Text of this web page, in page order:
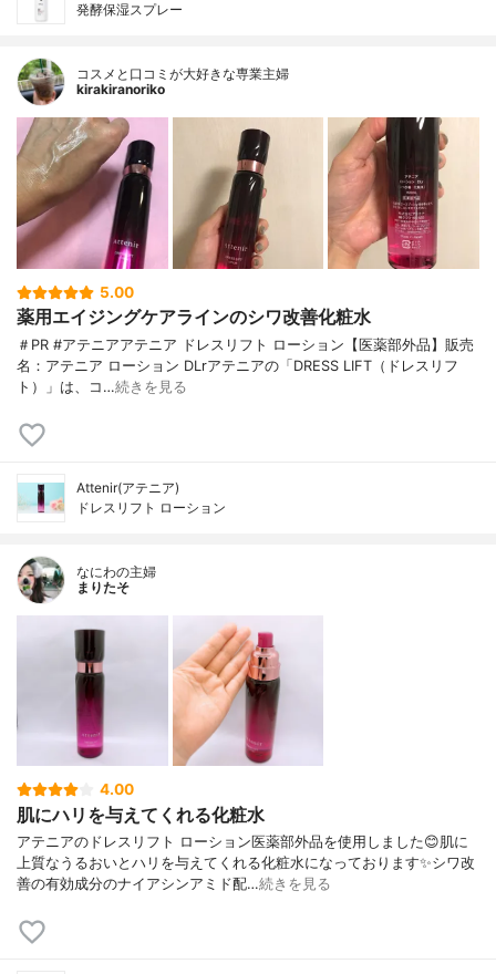
発酵保湿スプレー
コスメと口コミが大好きな専業主婦
kirakiranoriko
5.00
薬用エイジングケアラインのシワ改善化粧水
＃PR #アテニアアテニア ドレスリフト ローション【医薬部外品】販売
名：アテニア ローション DLrアテニアの「DRESS LIFT（ドレスリフ
ト）」は、コ…続きを見る
Attenir(アテニア)
ドレスリフト ローション
なにわの主婦
まりたそ
4.00
肌にハリを与えてくれる化粧水
アテニアのドレスリフト ローション医薬部外品を使用しました😊肌に
上質なうるおいとハリを与えてくれる化粧水になっております✨シワ改
善の有効成分のナイアシンアミド配…続きを見る